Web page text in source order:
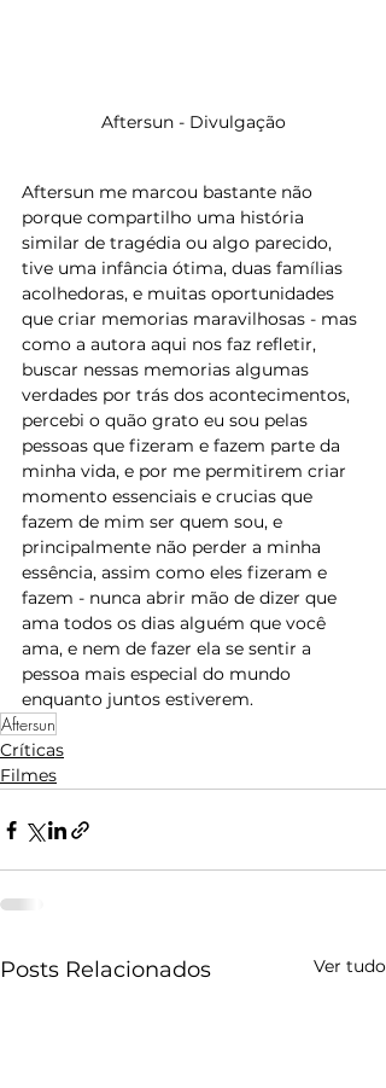
Aftersun - Divulgação
Aftersun me marcou bastante não
porque compartilho uma história
similar de tragédia ou algo parecido,
tive uma infância ótima, duas famílias
acolhedoras, e muitas oportunidades
que criar memorias maravilhosas - mas
como a autora aqui nos faz refletir,
buscar nessas memorias algumas
verdades por trás dos acontecimentos,
percebi o quão grato eu sou pelas
pessoas que fizeram e fazem parte da
minha vida, e por me permitirem criar
momento essenciais e crucias que
fazem de mim ser quem sou, e
principalmente não perder a minha
essência, assim como eles fizeram e
fazem - nunca abrir mão de dizer que
ama todos os dias alguém que você
ama, e nem de fazer ela se sentir a
pessoa mais especial do mundo
enquanto juntos estiverem.
Aftersun
Críticas
Filmes
Posts Relacionados Ver tudo